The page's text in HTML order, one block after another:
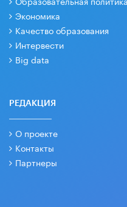
Экономика
Качество образования
Интервести
Big data
РЕДАКЦИЯ
О проекте
Контакты
Партнеры